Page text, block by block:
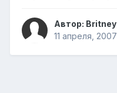
Автор: Britney
11 апреля, 2007